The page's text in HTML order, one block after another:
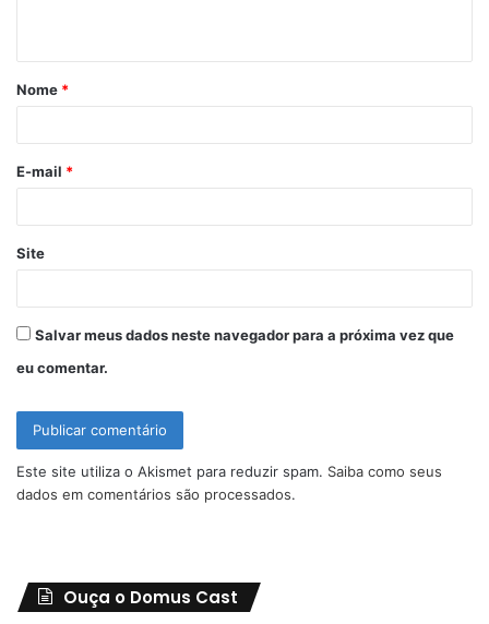
á
r
*
Nome *
E-mail *
Site
Salvar meus dados neste navegador para a próxima vez que
eu comentar.
Este site utiliza o Akismet para reduzir spam. Saiba como seus
dados em comentários são processados.
Ouça o Domus Cast